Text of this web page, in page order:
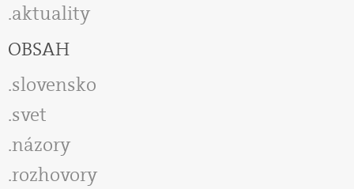
aktuality
OBSAH
slovensko
svet
názory
rozhovory